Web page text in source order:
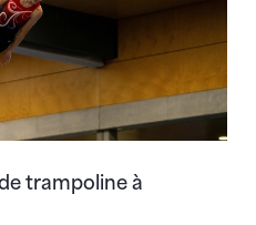
trampoline à